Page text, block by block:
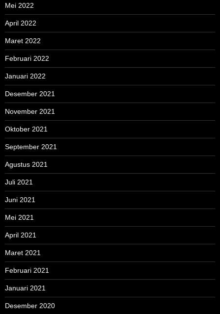
Mei 2022
April 2022
Maret 2022
Februari 2022
Januari 2022
Desember 2021
November 2021
Oktober 2021
September 2021
Agustus 2021
Juli 2021
Juni 2021
Mei 2021
April 2021
Maret 2021
Februari 2021
Januari 2021
Desember 2020